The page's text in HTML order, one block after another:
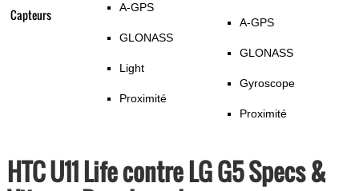
Capteurs A-GPS
GLONASS
Light
Proximité
A-GPS
GLONASS
Gyroscope
Proximité
HTC U11 Life contre LG G5 Specs &